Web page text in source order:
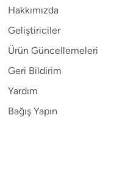
Hakkımızda
Geliştiriciler
Ürün Güncellemeleri
Geri Bildirim
Yardım
Bağış Yapın